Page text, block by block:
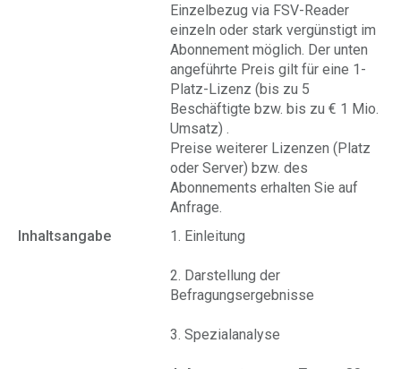
Einzelbezug via FSV-Reader
einzeln oder stark vergünstigt im
Abonnement möglich. Der unten
angeführte Preis gilt für eine 1-
Platz-Lizenz (bis zu 5
Beschäftigte bzw. bis zu € 1 Mio.
Umsatz) .
Preise weiterer Lizenzen (Platz
oder Server) bzw. des
Abonnements erhalten Sie auf
Anfrage.
Inhaltsangabe
1. Einleitung
2. Darstellung der
Befragungsergebnisse
3. Spezialanalyse